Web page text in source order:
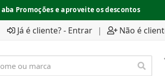
aba Promoções e aproveite os descontos
Já é cliente? - Entrar | Não é